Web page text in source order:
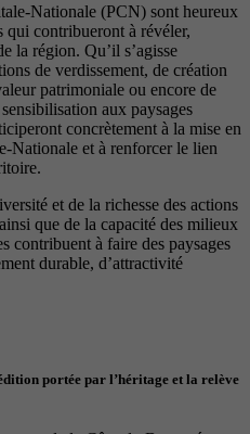
Nationale (PCN) sont heureux
qui contribueront à révéler,
la région. Qu’il s’agisse
de verdissement, de création
patrimoniale ou encore de
aux paysages
concrètement à la mise en
Nationale et à renforcer le lien
et de la richesse des actions
que de la capacité des milieux
contribuent à faire des paysages
durable, d’attractivité
portée par l’héritage et la relève